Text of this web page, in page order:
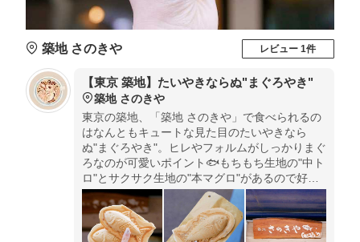
築地 さのきや レビュー 1件
【東京 築地】たいやきならぬ"まぐろやき"
築地 さのきや
東京の築地、「築地 さのきや」で食べられるの
はなんともキュートな見た目のたいやきなら
ぬ"まぐろやき"。ヒレやフォルムがしっかりまぐ
ろなのが可愛いポイント🐟もちもち生地の"中ト
ロ"とサクサク生地の"本マグロ"があるので好き
な方を選べるのも嬉しい！